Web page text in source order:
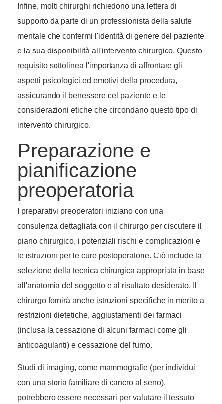
Infine, molti chirurghi richiedono una lettera di
supporto da parte di un professionista della salute
mentale che confermi l'identità di genere del paziente
e la sua disponibilità all'intervento chirurgico. Questo
requisito sottolinea l'importanza di affrontare gli
aspetti psicologici ed emotivi della procedura,
assicurando il benessere del paziente e le
considerazioni etiche che circondano questo tipo di
intervento chirurgico.
Preparazione e
pianificazione
preoperatoria
I preparativi preoperatori iniziano con una
consulenza dettagliata con il chirurgo per discutere il
piano chirurgico, i potenziali rischi e complicazioni e
le istruzioni per le cure postoperatorie. Ciò include la
selezione della tecnica chirurgica appropriata in base
all'anatomia del soggetto e al risultato desiderato. Il
chirurgo fornirà anche istruzioni specifiche in merito a
restrizioni dietetiche, aggiustamenti dei farmaci
(inclusa la cessazione di alcuni farmaci come gli
anticoagulanti) e cessazione del fumo.
Studi di imaging, come mammografie (per individui
con una storia familiare di cancro al seno),
potrebbero essere necessari per valutare il tessuto